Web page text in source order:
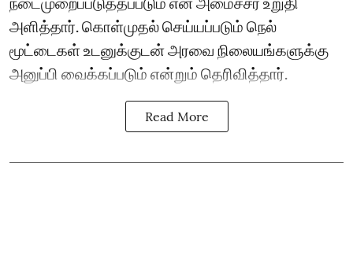
அளித்தார். கொள்முதல் செய்யப்படும் நெல்
மூட்டைகள் உடனுக்குடன் அரவை நிலையங்களுக்கு
அனுப்பி வைக்கப்படும் என்றும் தெரிவித்தார்.
Read More